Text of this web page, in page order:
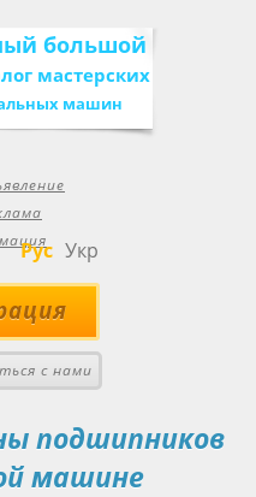
большой
мастерских
машин
Рус Укр
с нами
подшипников
машине